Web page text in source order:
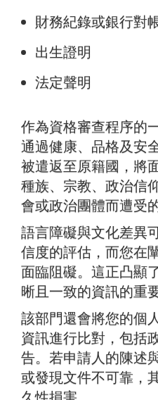
財務紀錄或銀行對
出生證明
法定聲明
作為資格審查程序的
通過健康、品格及安
被遣返至原籍國，將
種族、宗教、政治信
會或政治團體而遭受
語言障礙與文化差異
信度的評估，而您在
面臨阻礙。這正凸顯
晰且一致的資訊的重要
該部門還會將您的個
資訊進行比對，包括
告。若申請人的陳述
或發現文件不可靠，
久性損害。